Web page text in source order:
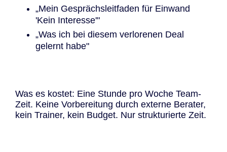
„Mein Gesprächsleitfaden für Einwand
'Kein Interesse'"
„Was ich bei diesem verlorenen Deal
gelernt habe"
Was es kostet: Eine Stunde pro Woche Team-
Zeit. Keine Vorbereitung durch externe Berater,
kein Trainer, kein Budget. Nur strukturierte Zeit.